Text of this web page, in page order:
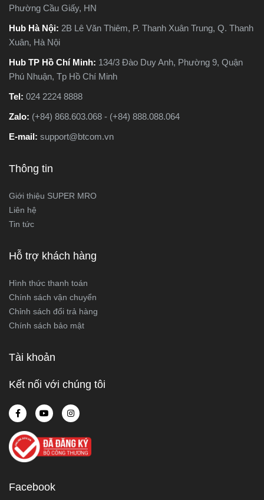
Phường Cầu Giấy, HN
Hub Hà Nội: 2B Lê Văn Thiêm, P. Thanh Xuân Trung, Q. Thanh
Xuân, Hà Nội
Hub TP Hồ Chí Minh: 134/3 Đào Duy Anh, Phường 9, Quận
Phú Nhuận, Tp Hồ Chí Minh
Tel: 024 2224 8888
Zalo: (+84) 868.603.068 - (+84) 888.088.064
E-mail: support@btcom.vn
Thông tin
Giới thiệu SUPER MRO
Liên hệ
Tin tức
Hỗ trợ khách hàng
Hình thức thanh toán
Chính sách vận chuyển
Chỉnh sách đổi trả hàng
Chính sách bảo mật
Tài khoản
Kết nối với chúng tôi
Facebook